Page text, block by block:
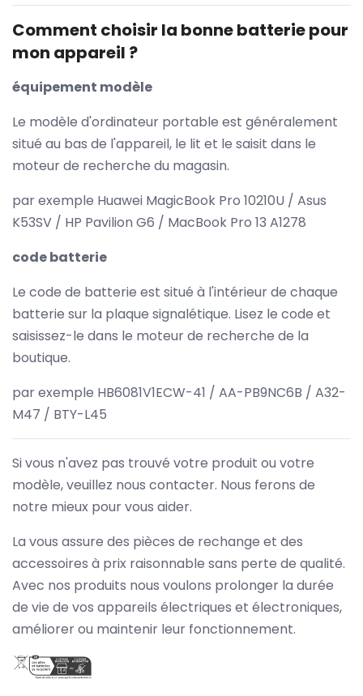
Comment choisir la bonne batterie pour
mon appareil ?
équipement modèle
Le modèle d'ordinateur portable est généralement
situé au bas de l'appareil, le lit et le saisit dans le
moteur de recherche du magasin.
par exemple Huawei MagicBook Pro 10210U / Asus
K53SV / HP Pavilion G6 / MacBook Pro 13 A1278
code batterie
Le code de batterie est situé à l'intérieur de chaque
batterie sur la plaque signalétique. Lisez le code et
saisissez-le dans le moteur de recherche de la
boutique.
par exemple HB6081V1ECW-41 / AA-PB9NC6B / A32-
M47 / BTY-L45
Si vous n'avez pas trouvé votre produit ou votre
modèle, veuillez nous contacter. Nous ferons de
notre mieux pour vous aider.
La vous assure des pièces de rechange et des
accessoires à prix raisonnable sans perte de qualité.
Avec nos produits nous voulons prolonger la durée
de vie de vos appareils électriques et électroniques,
améliorer ou maintenir leur fonctionnement.